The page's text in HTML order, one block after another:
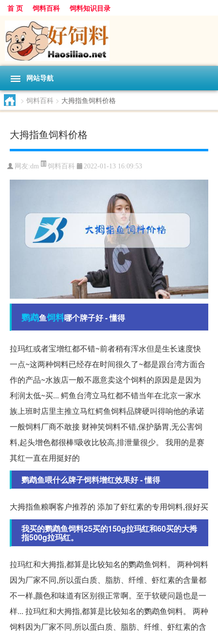
首 页 饲料百科 饲料知识目录
网站导航
> 饲料百科 > 大拇指鱼饲料价格
大拇指鱼饲料价格
网友:dm 饲料百科 2022-01-13 16:09:53
鹦鹉鱼饲料哪个牌子好 - 懂得
拉玛红或者宝增红都不错~前者稍有浑水但是生长速度快
一点~这两种饲料已经存在时间很久了~都是跟台湾方面合
作的产品~水族店一般不愿意卖这个饲料的原因是是因为
利润太低~买... 鳄鱼台湾立马红都不错当年在北京一家水
族上班时店里主推立马红鳄鱼饲料品牌硬叫得响他的承诺
一般饲料厂商不敢接 财神笑饲料不错,保护肠胃,无公害饲
料,起头增色都很棒!吸收比较高,排泄量很少。 我用的是赛
其红一直在用挺好的
鹦鹉鱼喂什么牌子饲料增红效果好 - 懂得
大拇指鱼粮啊客户推荐的 添加了虾红素的专用饲料,很好买
我买的鹦鹉鱼饲料25买的150g拉玛红和60买的大拇
指500g拉玛红。
拉玛红和大拇指,都算是比较知名的鹦鹉鱼饲料。 两种饲料
因为厂家不同,所以蛋白质、脂肪、纤维、虾红素的含量都
不一样,颜色和味道有区别很正常啊。至于软硬问题也是一
样... 拉玛红和大拇指,都算是比较知名的鹦鹉鱼饲料。 两种
饲料因为厂家不同,所以蛋白质、脂肪、纤维、虾红素的含